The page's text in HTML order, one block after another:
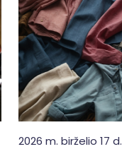
2026 m. birželio 17 d.